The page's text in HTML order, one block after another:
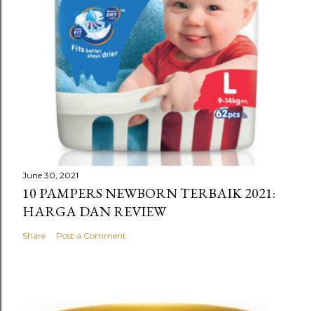
June 30, 2021
10 PAMPERS NEWBORN TERBAIK 2021:
HARGA DAN REVIEW
Share Post a Comment